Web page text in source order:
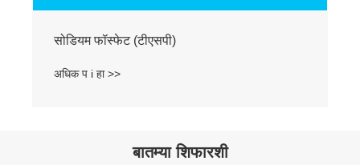
सोडियम फॉस्फेट (टीएसपी)
अधिक प i हा >>
बातम्या शिफारशी